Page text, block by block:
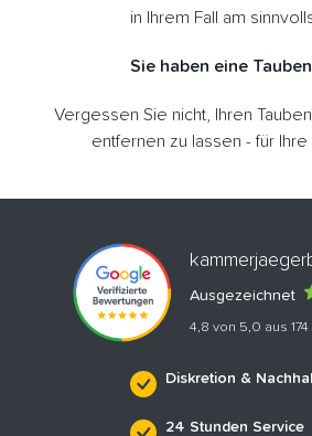
in Ihrem Fall am
Sie haben eine
Vergessen Sie nicht, Ihren
entfernen zu lassen - für
Ausgezeichnet
4,8 von 5,0 aus
Diskretion &
24 Stunden Service